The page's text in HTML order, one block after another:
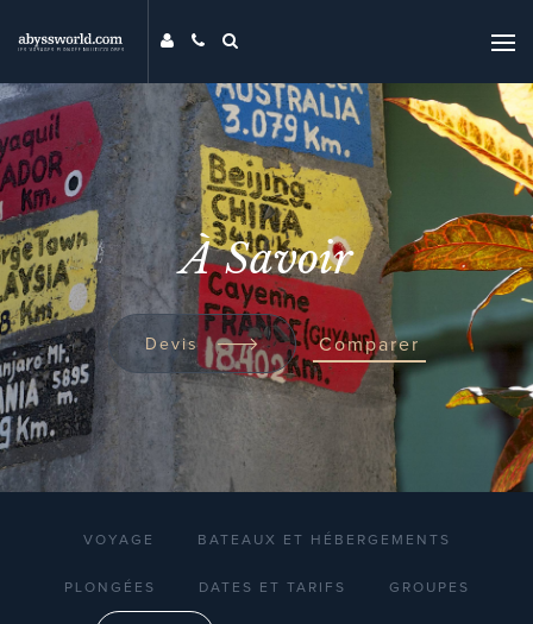
DESTINATIONS
THÉMATIQUES
PROMOS
MAG
MON ABYSS
CONTACT
COMPARER
UNIVERS ABYSS
RECHERCHER
EVENTS
À Savoir
Devis Comparer
VOYAGE BATEAUX ET HÉBERGEMENTS
PLONGÉES DATES ET TARIFS GROUPES